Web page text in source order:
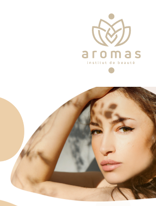
Soins
Je veux faire un bon cadeau
Plan d’accès
Prendre RDV